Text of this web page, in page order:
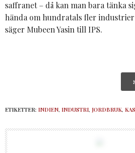
saffranet – då kan man bara tänka
hända om hundratals fler
säger Mubeen Yasin till IPS.
ETIKETTER: INDIEN, INDUSTRI, JORDBRUK,